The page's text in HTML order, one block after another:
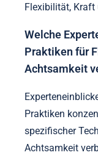
Flexibilität, Kraft
Welche
Praktiken für
Achtsamkeit
Praktiken
spezifischer
Achtsamkeit